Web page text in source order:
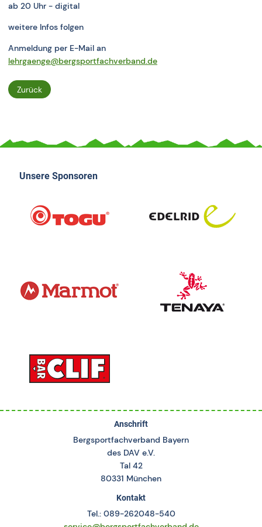
ab 20 Uhr - digital
weitere Infos folgen
Anmeldung per E-Mail an
lehrgaenge@bergsportfachverband.de
Zurück
Unsere Sponsoren
Anschrift
Bergsportfachverband Bayern
des DAV e.V.
Tal 42
80331 München
Kontakt
Tel.: 089-262048-540